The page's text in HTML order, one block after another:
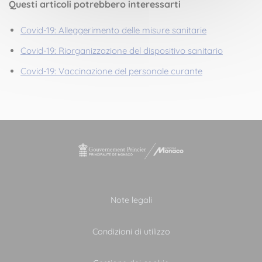
Questi articoli potrebbero interessarti
Covid-19: Alleggerimento delle misure sanitarie
Covid-19: Riorganizzazione del dispositivo sanitario
Covid-19: Vaccinazione del personale curante
Note legali
Condizioni di utilizzo